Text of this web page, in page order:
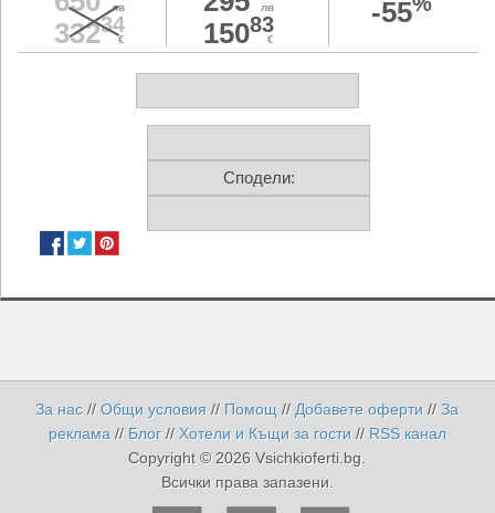
лв
33234
€
лв
15083
€
-55
Сподели:
За нас //Общи условия // Помощ // Добавете оферти//За
реклама // Блог // Хотели и Къщи за гости // RSS канал
Copyright © 2026 Vsichkioferti.bg.
Всички права запазени.